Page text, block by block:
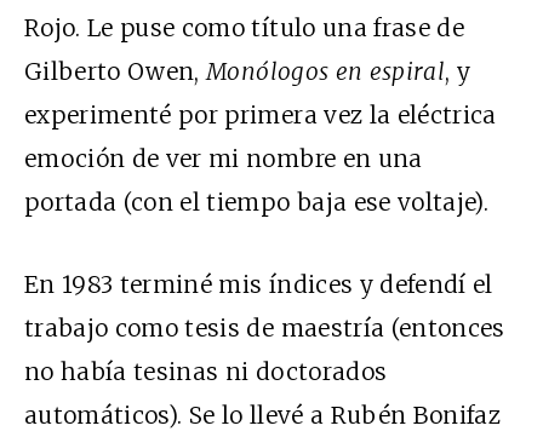
Rojo. Le puse como título una frase de
Gilberto Owen,Monólogos en espiral, y
experimenté por primera vez la eléctrica
emoción de ver mi nombre en una
portada (con el tiempo baja ese voltaje).
En 1983 terminé mis índices y defendí el
trabajo como tesis de maestría (entonces
no había tesinas ni doctorados
automáticos). Se lo llevé a Rubén Bonifaz